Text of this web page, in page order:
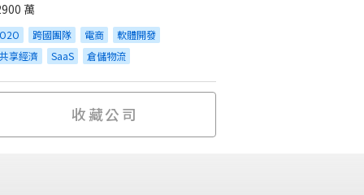
萬
O2O 跨國團隊 電商
軟體開發
共享經濟
SaaS 倉儲物流
收藏公司